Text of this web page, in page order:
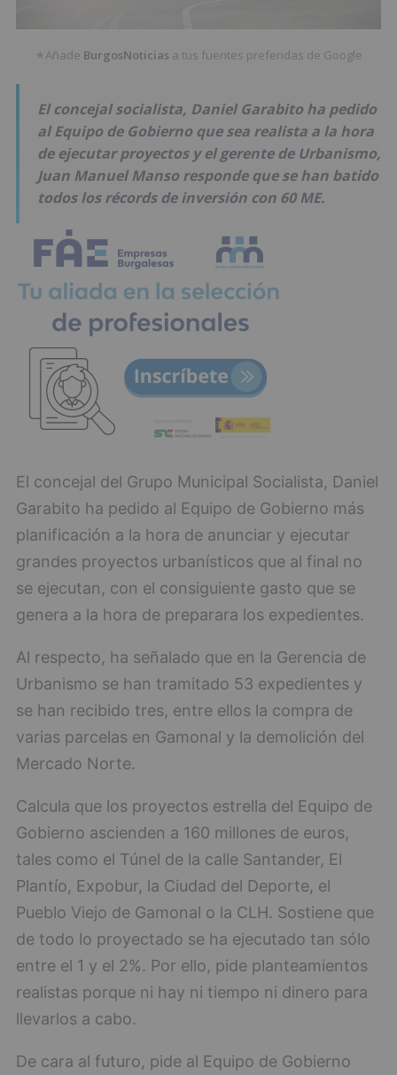
★Añade BurgosNoticias a tus fuentes preferidas de Google
El concejal socialista, Daniel Garabito ha pedido
al Equipo de Gobierno que sea realista a la hora
de ejecutar proyectos y el gerente de Urbanismo,
Juan Manuel Manso responde que se han batido
todos los récords de inversión con 60 ME.
El concejal del Grupo Municipal Socialista, Daniel
Garabito ha pedido al Equipo de Gobierno más
planificación a la hora de anunciar y ejecutar
grandes proyectos urbanísticos que al final no
se ejecutan, con el consiguiente gasto que se
genera a la hora de preparara los expedientes.
Al respecto, ha señalado que en la Gerencia de
Urbanismo se han tramitado 53 expedientes y
se han recibido tres, entre ellos la compra de
varias parcelas en Gamonal y la demolición del
Mercado Norte.
Calcula que los proyectos estrella del Equipo de
Gobierno ascienden a 160 millones de euros,
tales como el Túnel de la calle Santander, El
Plantío, Expobur, la Ciudad del Deporte, el
Pueblo Viejo de Gamonal o la CLH. Sostiene que
de todo lo proyectado se ha ejecutado tan sólo
entre el 1 y el 2%. Por ello, pide planteamientos
realistas porque ni hay ni tiempo ni dinero para
llevarlos a cabo.
De cara al futuro, pide al Equipo de Gobierno